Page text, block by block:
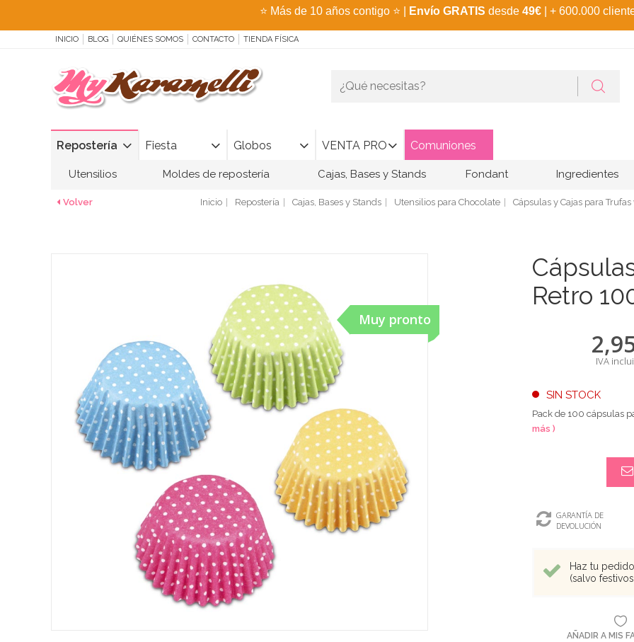
⭐ Más de 10 años contigo ⭐ Envío GRATIS desde 49€ | + 600.000
INICIO BLOG QUIÉNES SOMOS CONTACTO TIENDA FÍSICA
Repostería Fiesta Globos VENTA PRO Comuniones
Utensilios Moldes de repostería Cajas, Bases y Stands Fondant Ingredientes
Volver Inicio Repostería Cajas, Bases y Stands Utensilios para Chocolate Cápsulas y Cajas para
Muy pronto
Retro
IVA
SIN STOCK
Pack de 100 cápsulas
más )
GARANTÍA DE
DEVOLUCIÓN
Haz tu
(salvo
AÑADIR A MIS